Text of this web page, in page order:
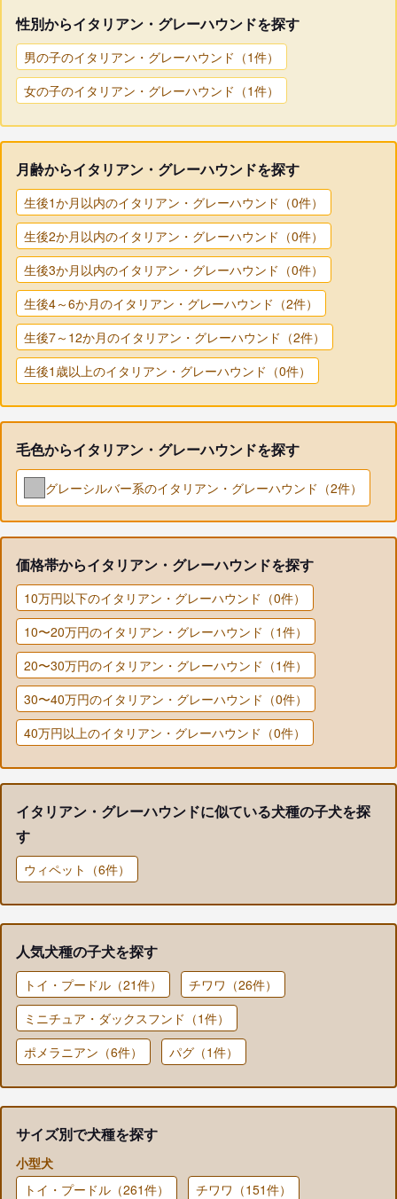
性別からイタリアン・グレーハウンドを探す
男の子のイタリアン・グレーハウンド（1件）
女の子のイタリアン・グレーハウンド（1件）
月齢からイタリアン・グレーハウンドを探す
生後1か月以内のイタリアン・グレーハウンド（0件）
生後2か月以内のイタリアン・グレーハウンド（0件）
生後3か月以内のイタリアン・グレーハウンド（0件）
生後4～6か月のイタリアン・グレーハウンド（2件）
生後7～12か月のイタリアン・グレーハウンド（2件）
生後1歳以上のイタリアン・グレーハウンド（0件）
毛色からイタリアン・グレーハウンドを探す
グレーシルバー系のイタリアン・グレーハウンド（2件）
価格帯からイタリアン・グレーハウンドを探す
10万円以下のイタリアン・グレーハウンド（0件）
10〜20万円のイタリアン・グレーハウンド（1件）
20〜30万円のイタリアン・グレーハウンド（1件）
30〜40万円のイタリアン・グレーハウンド（0件）
40万円以上のイタリアン・グレーハウンド（0件）
イタリアン・グレーハウンドに似ている犬種の子犬を探
す
ウィペット（6件）
人気犬種の子犬を探す
トイ・プードル（21件）
チワワ（26件）
ミニチュア・ダックスフンド（1件）
ポメラニアン（6件）
パグ（1件）
サイズ別で犬種を探す
小型犬
トイ・プードル（261件）
チワワ（151件）